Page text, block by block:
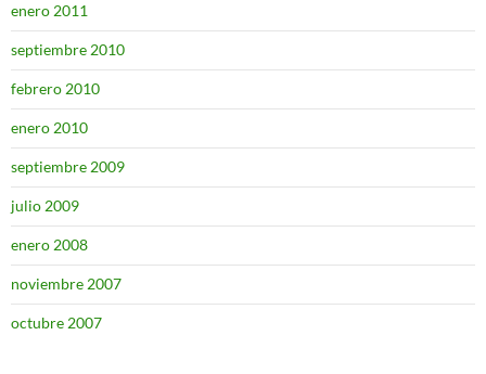
enero 2011
septiembre 2010
febrero 2010
enero 2010
septiembre 2009
julio 2009
enero 2008
noviembre 2007
octubre 2007